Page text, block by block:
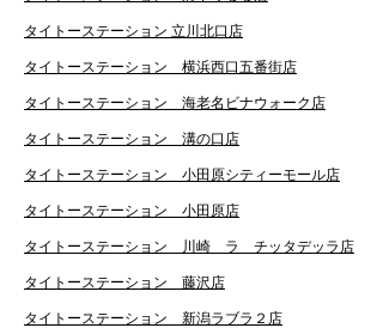
タイトーステーション 立川北口店
タイトーステーション 横浜西口五番街店
タイトーステーション 海老名ビナウォーク店
タイトーステーション 溝の口店
タイトーステーション 小田原シティーモール店
タイトーステーション 小田原店
タイトーステーション 川崎 ラ チッタデッラ店
タイトーステーション 藤沢店
タイトーステーション 新潟ラブラ２店